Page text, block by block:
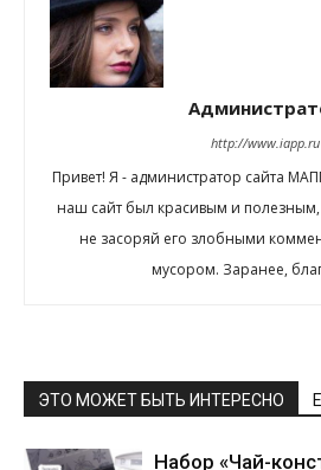
http://www.iapp.ru
Привет! Я - администратор сайта
наш сайт был красивым и полезным,
не засоряй его злобными
мусором. Заранее,
ЭТО МОЖЕТ БЫТЬ ИНТЕРЕСНО
Набор «Чай-